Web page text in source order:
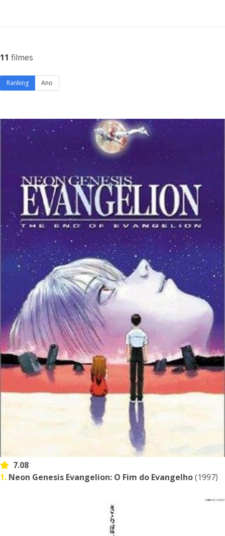
11 filmes
Ranking Ano
7.08
1. Neon Genesis Evangelion: O Fim do Evangelho(1997)